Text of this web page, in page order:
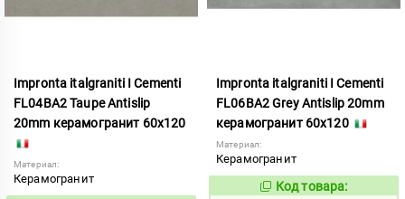
Impronta italgraniti I Cementi
FL04BA2 Taupe Antislip
20mm керамогранит 60x120
Материал:
Керамогранит
Impronta italgraniti I Cementi
FL06BA2 Grey Antislip 20mm
керамогранит 60x120
Материал:
Керамогранит
1111433
Код товара: